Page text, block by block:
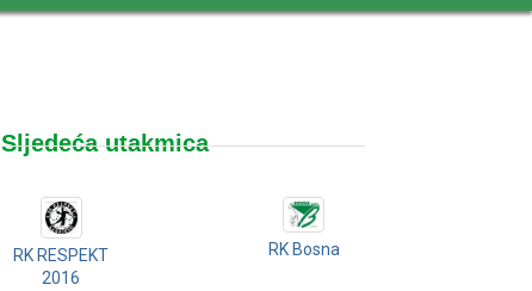
Sljedeća utakmica
RK RESPEKT
2016
RK Bosna